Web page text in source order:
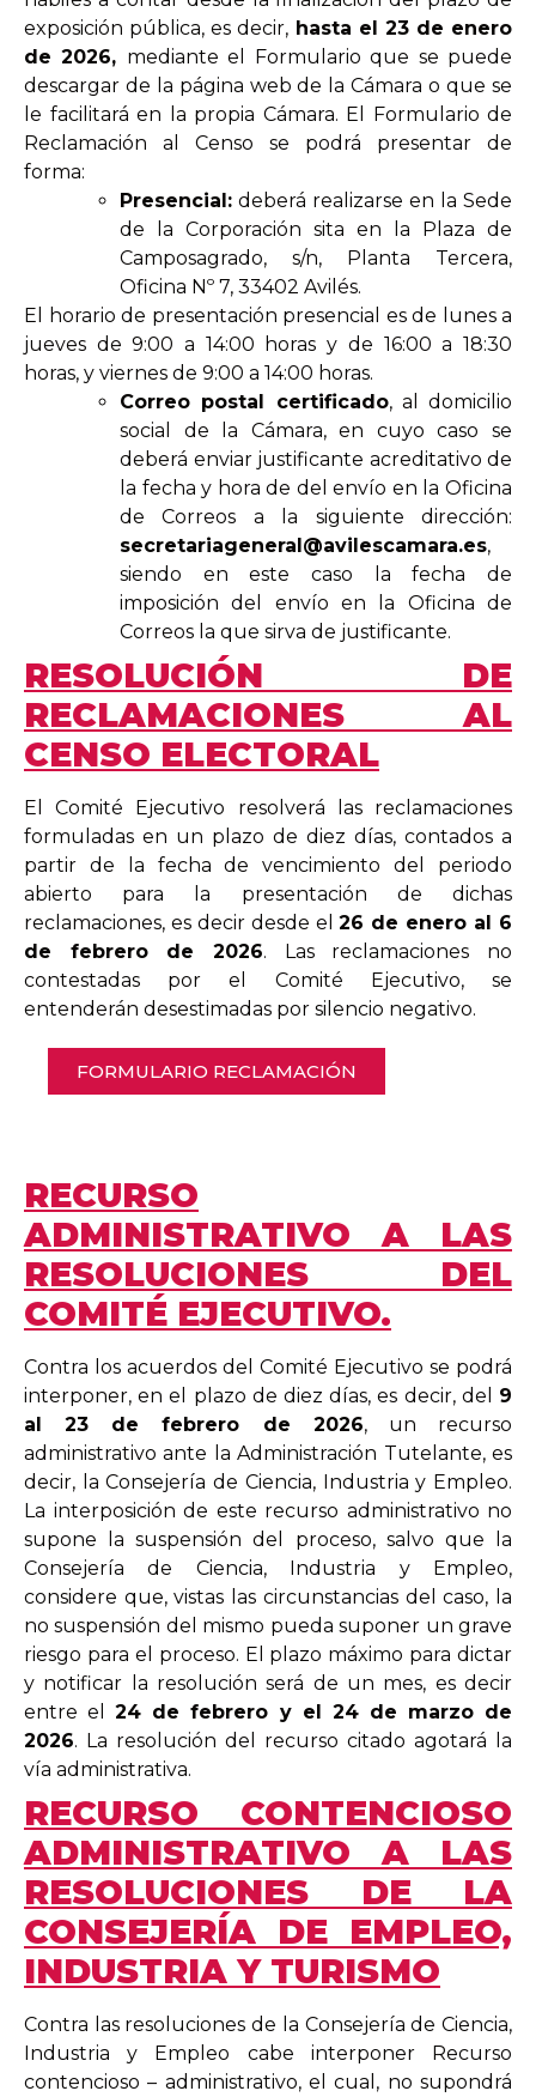
exposición pública, es decir, hasta el 23 de enero
de 2026, mediante el Formulario que se puede
descargar de la página web de la Cámara o que se
le facilitará en la propia Cámara. El Formulario de
Reclamación al Censo se podrá presentar de
forma:
Presencial: deberá realizarse en la Sede
de la Corporación sita en la Plaza de
Camposagrado, s/n, Planta Tercera,
Oficina Nº 7, 33402 Avilés.
El horario de presentación presencial es de lunes a
jueves de 9:00 a 14:00 horas y de 16:00 a 18:30
horas, y viernes de 9:00 a 14:00 horas.
Correo postal certificado, al domicilio
social de la Cámara, en cuyo caso se
deberá enviar justificante acreditativo de
la fecha y hora de del envío en la Oficina
de Correos a la siguiente dirección:
secretariageneral@avilescamara.es,
siendo en este caso la fecha de
imposición del envío en la Oficina de
Correos la que sirva de justificante.
RESOLUCIÓN DE
RECLAMACIONES AL
CENSO ELECTORAL
El Comité Ejecutivo resolverá las reclamaciones
formuladas en un plazo de diez días, contados a
partir de la fecha de vencimiento del periodo
abierto para la presentación de dichas
reclamaciones, es decir desde el26 de enero al 6
de febrero de 2026. Las reclamaciones no
contestadas por el Comité Ejecutivo, se
entenderán desestimadas por silencio negativo.
FORMULARIO RECLAMACIÓN
RECURSO
ADMINISTRATIVO A LAS
RESOLUCIONES DEL
COMITÉ EJECUTIVO.
Contra los acuerdos del Comité Ejecutivo se podrá
interponer, en el plazo de diez días, es decir, del 9
al 23 de febrero de 2026, un recurso
administrativo ante la Administración Tutelante, es
decir, la Consejería de Ciencia, Industria y Empleo.
La interposición de este recurso administrativo no
supone la suspensión del proceso, salvo que la
Consejería de Ciencia, Industria y Empleo,
considere que, vistas las circunstancias del caso, la
no suspensión del mismo pueda suponer un grave
riesgo para el proceso. El plazo máximo para dictar
y notificar la resolución será de un mes, es decir
entre el24 de febrero y el 24 de marzo de
2026. La resolución del recurso citado agotará la
vía administrativa.
RECURSO CONTENCIOSO
ADMINISTRATIVO A LAS
RESOLUCIONES DE LA
CONSEJERÍA DE EMPLEO,
INDUSTRIA Y TURISMO
Contra las resoluciones de la Consejería de Ciencia,
Industria y Empleo cabe interponer Recurso
contencioso – administrativo, el cual, no supondrá